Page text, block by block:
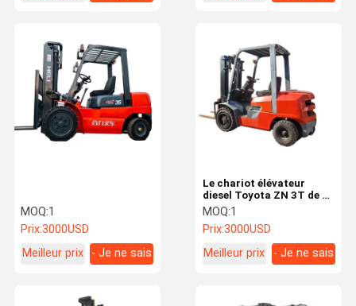
MOQ:1
Prix:3000USD
Meilleur prix
- Je ne sais
Le chariot élévateur
diesel Toyota ZN 3T de 3
tonnes d'occasion: un
outil éprouvé en matière
de robustesse et de
fiabilité industrielle
MOQ:1
Prix:3000USD
Meilleur prix
- Je ne sais